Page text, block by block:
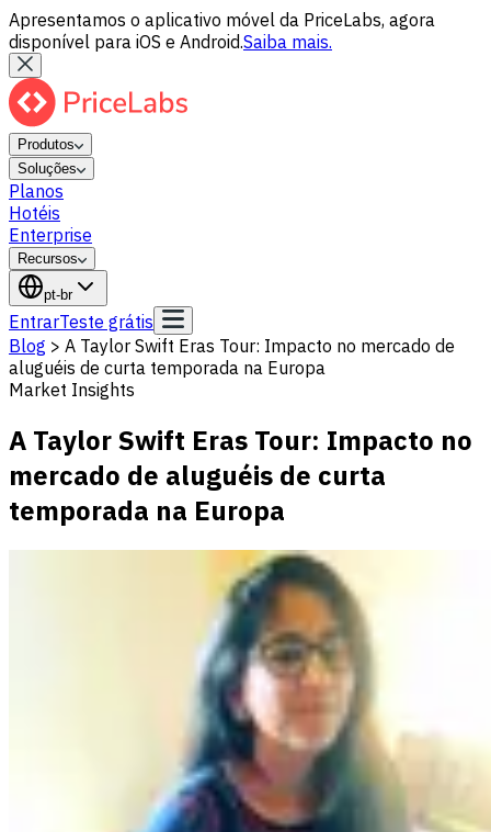
Apresentamos o aplicativo móvel da PriceLabs, agora
disponível para iOS e Android.Saiba mais.
Produtos
Soluções
Planos
Hotéis
Enterprise
Recursos
pt-br
EntrarTeste grátis
Blog > A Taylor Swift Eras Tour: Impacto no mercado de
aluguéis de curta temporada na Europa
Market Insights
A Taylor Swift Eras Tour: Impacto no
mercado de aluguéis de curta
temporada na Europa